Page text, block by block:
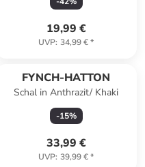
19,99 €
UVP: 34,99 €*
FYNCH-HATTON
Schal in Anthrazit/ Khaki
-15%
33,99 €
UVP: 39,99 €*